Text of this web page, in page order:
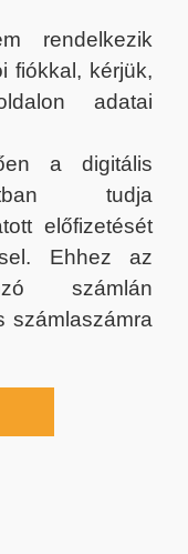
rendelkezik
fiókkal, kérjük,
adatai
a digitális
tudja
előfizetését
Ehhez az
számlán
számlaszámra